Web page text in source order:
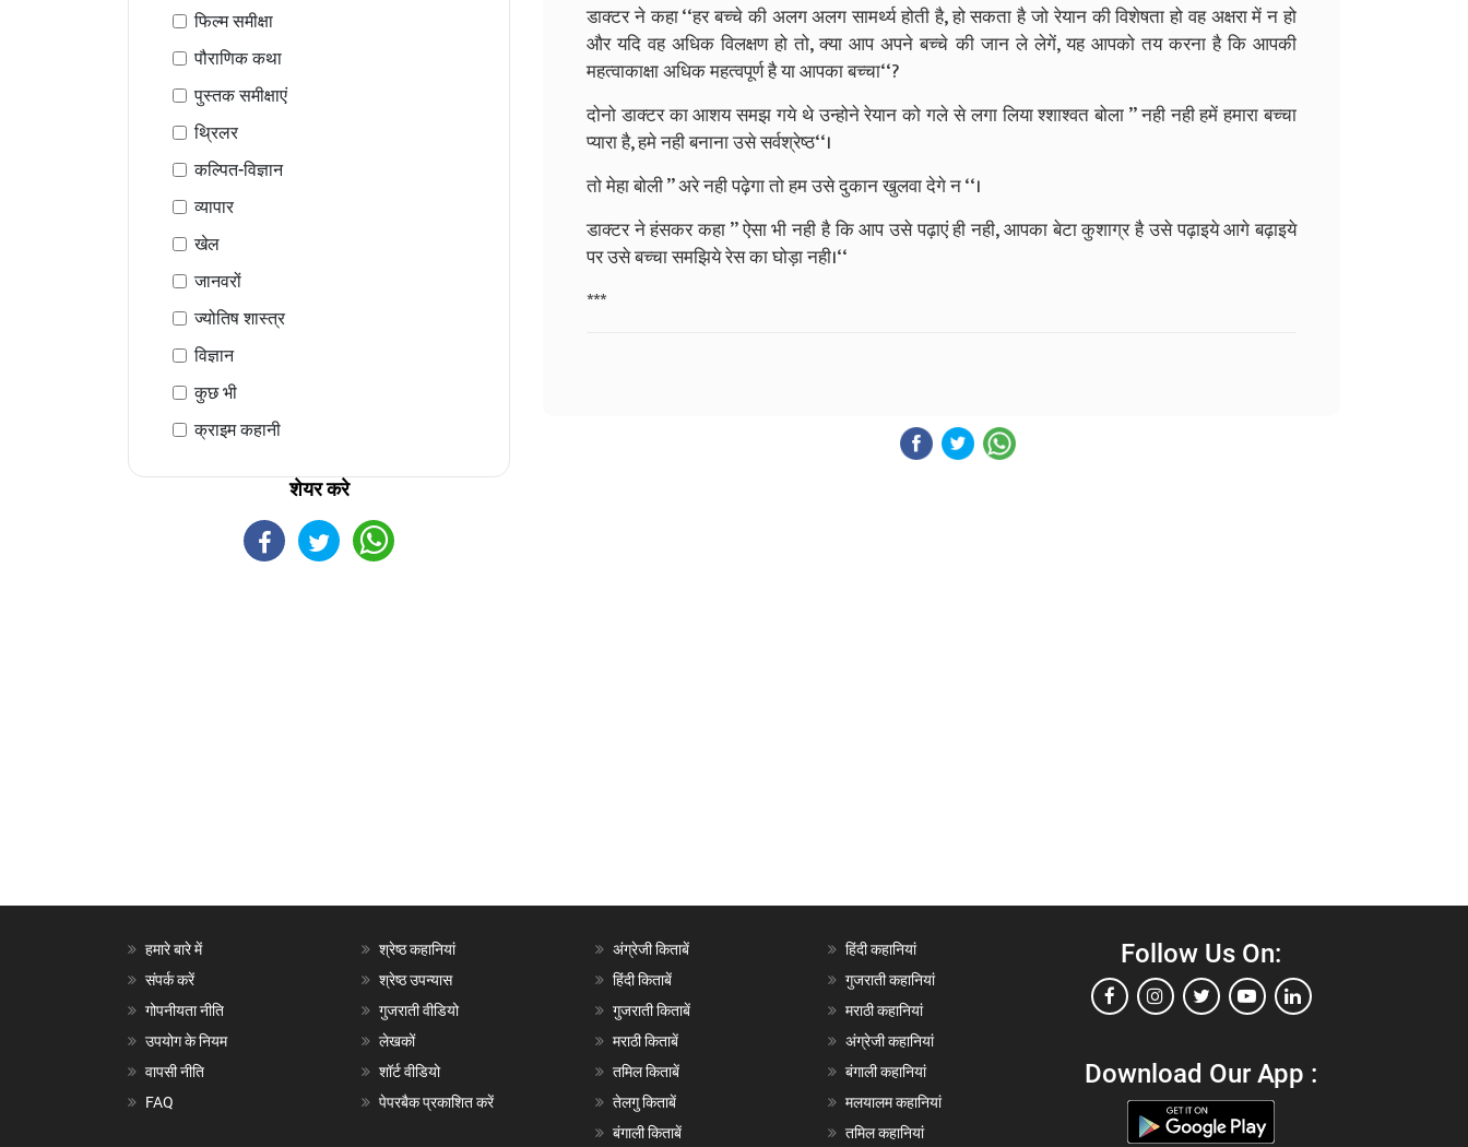
फिल्म समीक्षा
पौराणिक कथा
पुस्तक समीक्षाएं
थ्रिलर
कल्पित-विज्ञान
व्यापार
खेल
जानवरों
ज्योतिष शास्त्र
विज्ञान
कुछ भी
क्राइम कहानी
शेयर करे
डाक्टर ने कहा ‘‘हर बच्चे की अलग अलग सामर्थ्य होती है, हो सकता है जो रेयान की विशेषता हो वह अक्षरा में न हो
और यदि वह अधिक विलक्षण हो तो, क्या आप अपने बच्चे की जान ले लेगें, यह आपको तय करना है कि आपकी
महत्वाकाक्षा अधिक महत्वपूर्ण है या आपका बच्चा‘‘?
दोनो डाक्टर का आशय समझ गये थे उन्होने रेयान को गले से लगा लिया श्शाश्वत बोला ’’ नही नही हमें हमारा बच्चा
प्यारा है, हमे नही बनाना उसे सर्वश्रेष्ठ‘‘।
तो मेहा बोली ’’ अरे नही पढ़ेगा तो हम उसे दुकान खुलवा देगे न ‘‘।
डाक्टर ने हंसकर कहा ’’ ऐसा भी नही है कि आप उसे पढ़ाएं ही नही, आपका बेटा कुशाग्र है उसे पढ़ाइये आगे बढ़ाइये
पर उसे बच्चा समझिये रेस का घोड़ा नही।‘‘
***
हमारे बारे में
संपर्क करें
गोपनीयता नीति
उपयोग के नियम
वापसी नीति
FAQ
श्रेष्ठ कहानियां
श्रेष्ठ उपन्यास
गुजराती वीडियो
लेखकों
शॉर्ट वीडियो
पेपरबैक प्रकाशित करें
अंग्रेजी किताबें
हिंदी किताबें
गुजराती किताबें
मराठी किताबें
तमिल किताबें
तेलगु किताबें
बंगाली किताबें
हिंदी कहानियां
गुजराती कहानियां
मराठी कहानियां
अंग्रेजी कहानियां
बंगाली कहानियां
मलयालम कहानियां
तमिल कहानियां
Follow Us On:
Download Our App :